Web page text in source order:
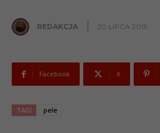
REDAKCJA 20 LIPCA 2015
Facebook X
TAGI pele